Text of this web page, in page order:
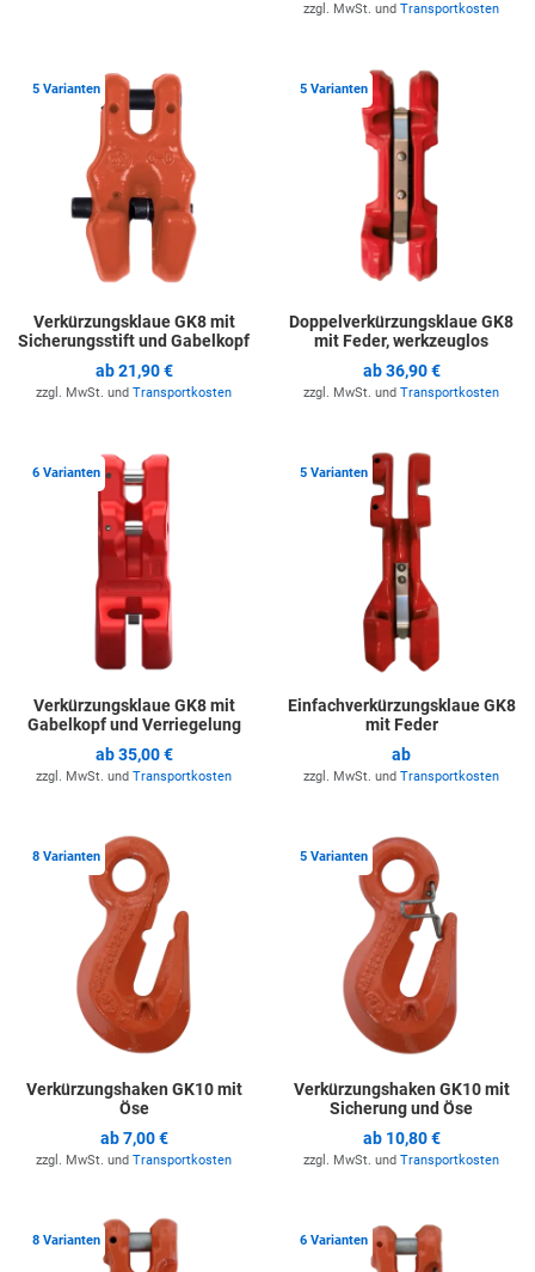
zzgl. MwSt. und Transportkosten
5 Varianten Zur Merkliste hinzufügen
Verkürzungsklaue GK8 mit
Sicherungsstift und Gabelkopf
ab21,90 €
zzgl. MwSt. und Transportkosten
5 Varianten
Doppelverkürzungsklaue GK8
mit Feder, werkzeuglos
ab36,90 €
zzgl. MwSt. und Transportkosten
6 Varianten Zur Merkliste hinzufügen
Verkürzungsklaue GK8 mit
Gabelkopf und Verriegelung
ab35,00 €
zzgl. MwSt. und Transportkosten
5 Varianten
Einfachverkürzungsklaue GK8
mit Feder
ab
zzgl. MwSt. und Transportkosten
8 Varianten Zur Merkliste hinzufügen
Verkürzungshaken GK10 mit
Öse
ab7,00 €
zzgl. MwSt. und Transportkosten
5 Varianten
Verkürzungshaken GK10 mit
Sicherung und Öse
ab 10,80 €
zzgl. MwSt. und Transportkosten
8 Varianten Zur Merkliste hinzufügen
6 Varianten